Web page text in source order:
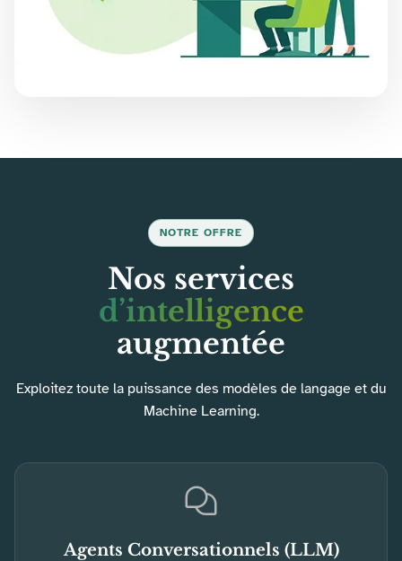
NOTRE OFFRE
Nos services
d’intelligence
augmentée
Exploitez toute la puissance des modèles de langage et du
Machine Learning.
Agents Conversationnels (LLM)